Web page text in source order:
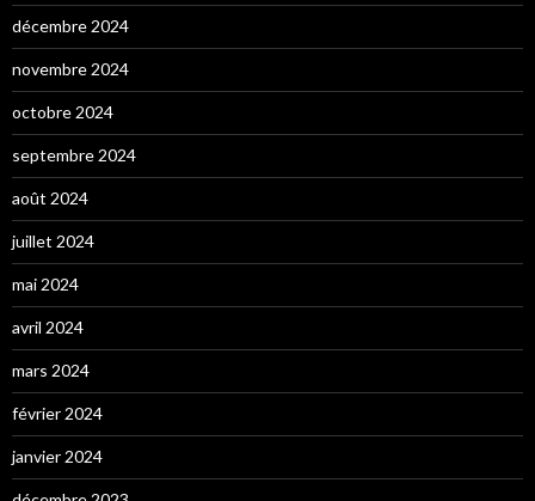
décembre 2024
novembre 2024
octobre 2024
septembre 2024
août 2024
juillet 2024
mai 2024
avril 2024
mars 2024
février 2024
janvier 2024